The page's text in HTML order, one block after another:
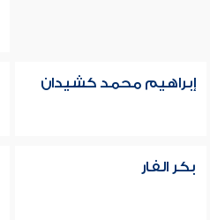
إبراهيم محمد كشيدان
بكر الفار